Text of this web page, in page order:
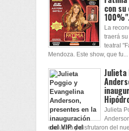
con
La
traerá
teatral
Mendoza. Este show, que fu...
Julieta
Julieta
exclusiva y disfrutaron del